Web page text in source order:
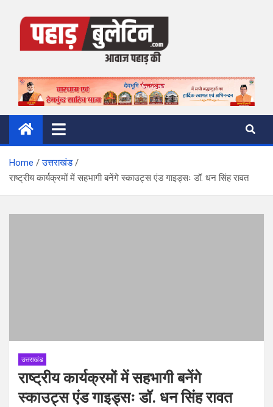
Pahad Bulletin
पहाड़ की आवाज
Home
उत्तराखंड
राष्ट्रीय कार्यक्रमों में सहभागी बनेंगे स्काउट्स एंड गाइड्सः डॉ. धन सिंह रावत
उत्तराखंड
राष्ट्रीय कार्यक्रमों में सहभागी बनेंगे
स्काउट्स एंड गाइड्सः डॉ. धन सिंह रावत